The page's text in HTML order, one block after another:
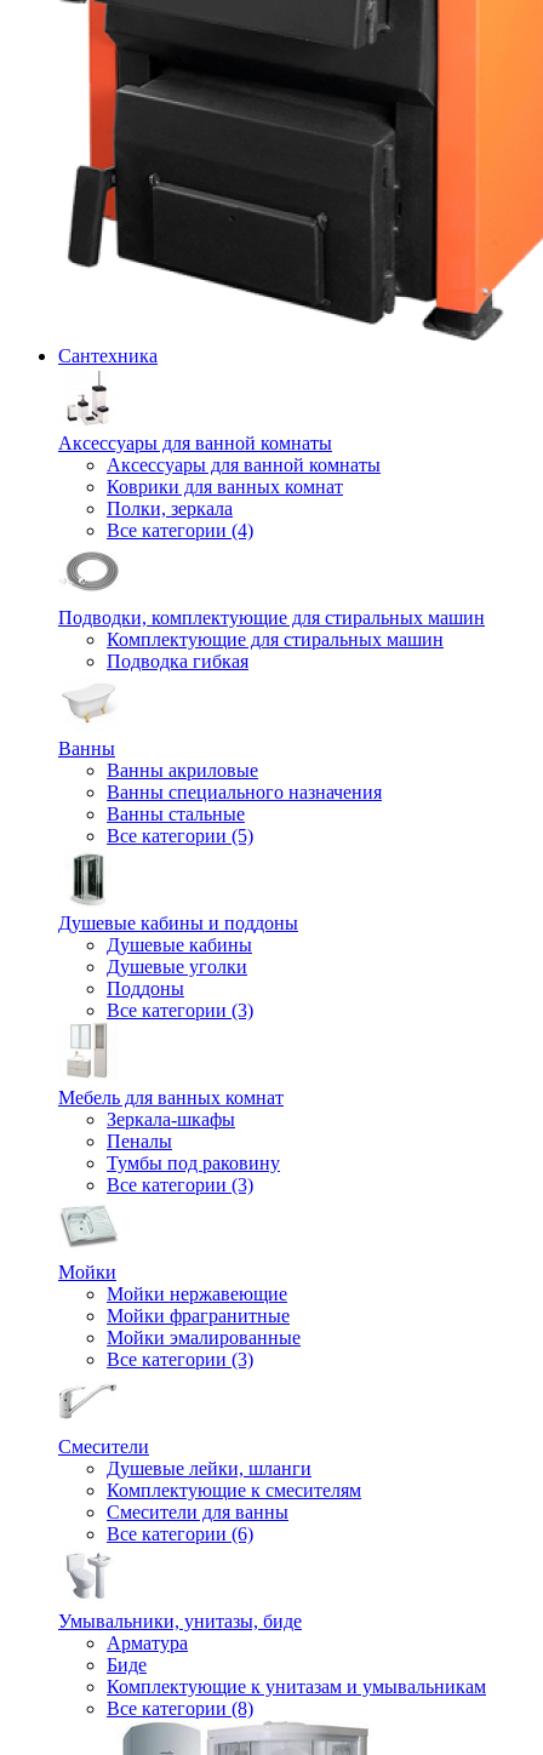
Сантехника
Аксессуары для ванной комнаты
Аксессуары для ванной комнаты
Коврики для ванных комнат
Полки, зеркала
Все категории (4)
Подводки, комплектующие для стиральных машин
Комплектующие для стиральных машин
Подводка гибкая
Ванны
Ванны акриловые
Ванны специального назначения
Ванны стальные
Все категории (5)
Душевые кабины и поддоны
Душевые кабины
Душевые уголки
Поддоны
Все категории (3)
Мебель для ванных комнат
Зеркала-шкафы
Пеналы
Тумбы под раковину
Все категории (3)
Мойки
Мойки нержавеющие
Мойки фрагранитные
Мойки эмалированные
Все категории (3)
Смесители
Душевые лейки, шланги
Комплектующие к смесителям
Смесители для ванны
Все категории (6)
Умывальники, унитазы, биде
Арматура
Биде
Комплектующие к унитазам и умывальникам
Все категории (8)